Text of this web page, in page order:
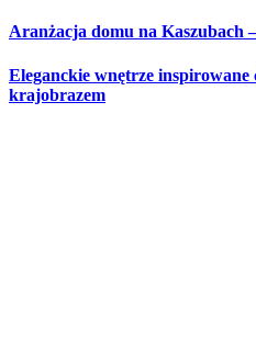
Aranżacja domu na Kaszubach
Eleganckie wnętrze inspirowane
krajobrazem